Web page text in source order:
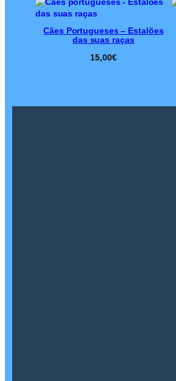
Cães Portugueses – Estalões
das suas raças
15,00€